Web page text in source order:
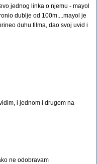
jednog linka o njemu - mayol
dublje od 100m....mayol je
duhu filma, dao svoj uvid i
i jednom i drugom na
ne odobravam